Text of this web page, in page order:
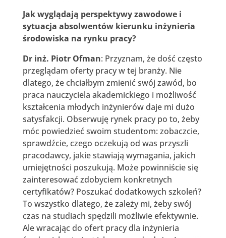
Jak wyglądają perspektywy zawodowe i
sytuacja absolwentów kierunku inżynieria
środowiska na rynku pracy?
Dr inż. Piotr Ofman: Przyznam, że dość często
przeglądam oferty pracy w tej branży. Nie
dlatego, że chciałbym zmienić swój zawód, bo
praca nauczyciela akademickiego i możliwość
kształcenia młodych inżynierów daje mi dużo
satysfakcji. Obserwuję rynek pracy po to, żeby
móc powiedzieć swoim studentom: zobaczcie,
sprawdźcie, czego oczekują od was przyszli
pracodawcy, jakie stawiają wymagania, jakich
umiejętności poszukują. Może powinniście się
zainteresować zdobyciem konkretnych
certyfikatów? Poszukać dodatkowych szkoleń?
To wszystko dlatego, że zależy mi, żeby swój
czas na studiach spędzili możliwie efektywnie.
Ale wracając do ofert pracy dla inżynieria